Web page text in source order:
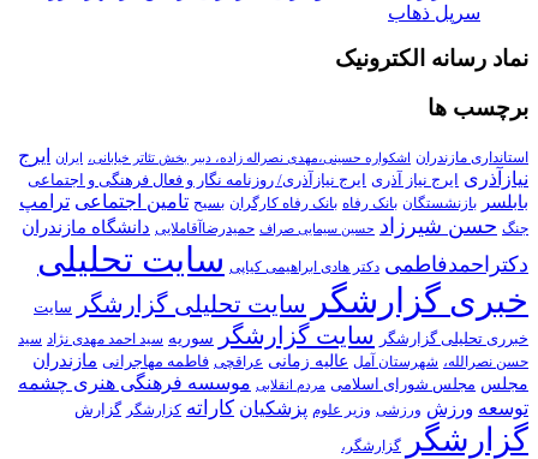
سرپل ذهاب
نماد رسانه الکترونیک
برچسب ها
استانداری مازندران اشکواره حسینی،مهدی نصراله زاده، دبیر بخش تئاتر خیابانی، ایران
ایرج
نیازآذری ایرج نیاز آذری ایرج نیازآذری/ روزنامه نگار و فعال فرهنگی و اجتماعی
بابلسر بازنشستگان بانک رفاه بانک رفاه کارگران بسیح تامین اجتماعی ترامپ
جنگ حسن شیرزاد حسین سیمایی صراف حمیدرضاآقاملایی دانشگاه مازندران
دکتراحمدفاطمی دکتر هادی ابراهیمی کیاپی سایت تحلیلی
خبری گزارشگر
سایت تحلیلی گزارشگر
سایت
خبرری تحلیلی گزارشگر سایت گزارشگر سوریه سید احمد مهدی نژاد سید
حسن نصرالله، شهرستان آمل عالیه زمانی عراقچی فاطمه مهاجرانی مازندران
مجلس مجلس شورای اسلامی مردم انقلابی موسسه فرهنگی هنری چشمه
توسعه ورزش ورزشی وزیر علوم پزشکیان کاراته کزارشگر گزارش
گزارشگر گزارشگر،